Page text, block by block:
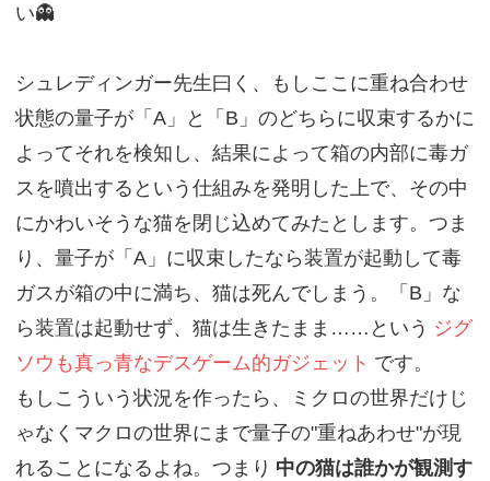
い👻
シュレディンガー先生曰く、もしここに重ね合わせ
状態の量子が「A」と「B」のどちらに収束するかに
よってそれを検知し、結果によって箱の内部に毒ガ
スを噴出するという仕組みを発明した上で、その中
にかわいそうな猫を閉じ込めてみたとします。つま
り、量子が「A」に収束したなら装置が起動して毒
ガスが箱の中に満ち、猫は死んでしまう。「B」な
ら装置は起動せず、猫は生きたまま……という ジグ
ソウも真っ青なデスゲーム的ガジェット です。
もしこういう状況を作ったら、ミクロの世界だけじ
ゃなくマクロの世界にまで量子の"重ねあわせ"が現
れることになるよね。つまり 中の猫は誰かが観測す